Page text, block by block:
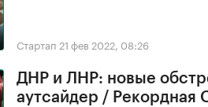
Стартап 21 фев 2022, 08:26
ДНР и ЛНР: новые
аутсайдер / Рекордная